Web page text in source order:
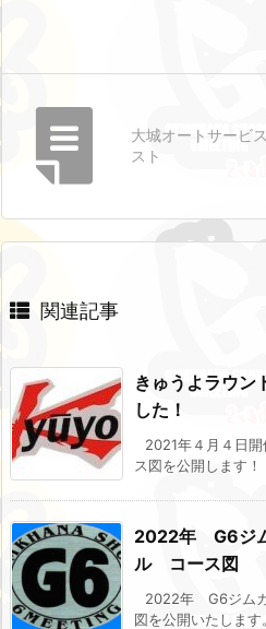
大城オートサービ
スト
関連記事
きゅうよラウン
した！
2021年４月４日
ス図を公開します
2022年 G6ジ
ル コース図
2022年 G6ジム
図を公開いたしま